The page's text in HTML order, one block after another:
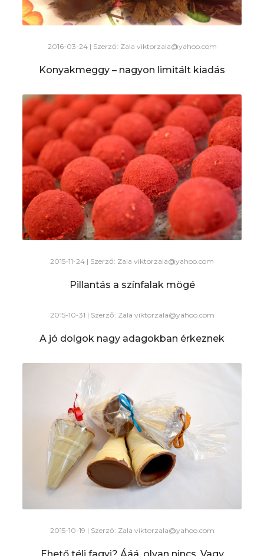
2016-03-24 | Szerző: Zala viktorzala@yahoo.com
Konyakmeggy – nagyon limitált kiadás
2015-11-24 | Szerző: Zala viktorzala@yahoo.com
Pillantás a színfalak mögé
2015-10-31 | Szerző: Zala viktorzala@yahoo.com
A jó dolgok nagy adagokban érkeznek
2015-10-19 | Szerző: Zala viktorzala@yahoo.com